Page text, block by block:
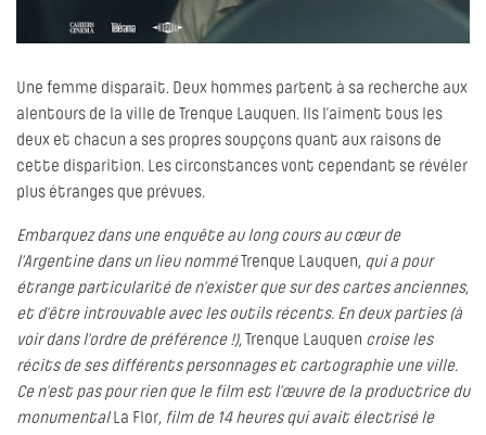
Une femme disparaît. Deux hommes partent à sa recherche aux
alentours de la ville de Trenque Lauquen. Ils l’aiment tous les
deux et chacun a ses propres soupçons quant aux raisons de
cette disparition. Les circonstances vont cependant se révéler
plus étranges que prévues.
Embarquez dans une enquête au long cours au cœur de
l’Argentine dans un lieu nommé Trenque Lauquen, qui a pour
étrange particularité de n’exister que sur des cartes anciennes,
et d’être introuvable avec les outils récents. En deux parties (à
voir dans l’ordre de préférence !), Trenque Lauquen croise les
récits de ses différents personnages et cartographie une ville.
Ce n’est pas pour rien que le film est l’œuvre de la productrice du
monumental La Flor, film de 14 heures qui avait électrisé le